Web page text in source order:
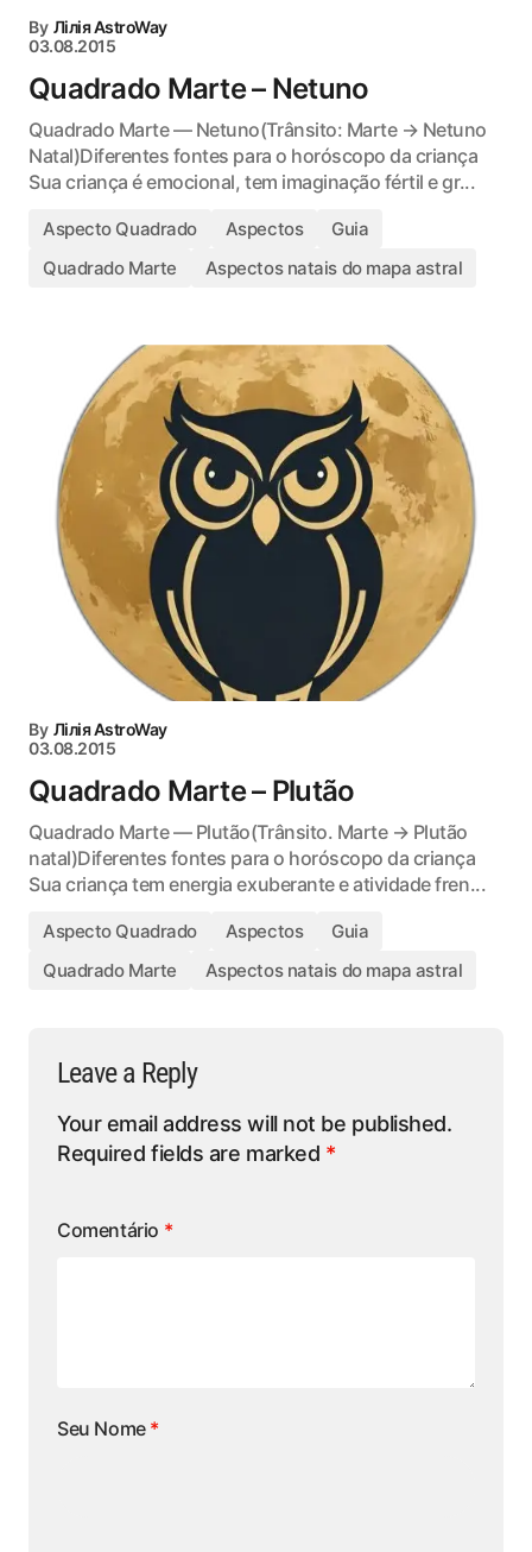
By Лілія AstroWay
03.08.2015
Quadrado Marte – Netuno
Quadrado Marte — Netuno(Trânsito: Marte → Netuno
Natal)Diferentes fontes para o horóscopo da criança
Sua criança é emocional, tem imaginação fértil e gr...
Aspecto Quadrado Aspectos
Guia
Quadrado Marte
Aspectos natais do mapa astral
By Лілія AstroWay
03.08.2015
Quadrado Marte – Plutão
Quadrado Marte — Plutão(Trânsito. Marte → Plutão
natal)Diferentes fontes para o horóscopo da criança
Sua criança tem energia exuberante e atividade fren...
Aspecto Quadrado Aspectos
Guia
Quadrado Marte
Aspectos natais do mapa astral
Leave a Reply
Your email address will not be published.
Required fields are marked *
Comentário *
Seu Nome *